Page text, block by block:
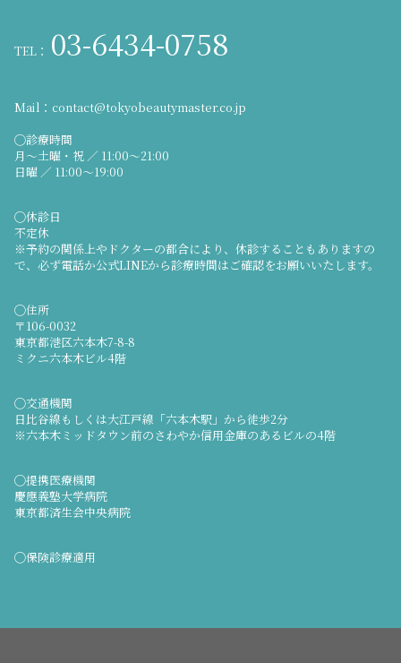
TEL： 03-6434-0758
Mail： contact@tokyobeautymaster.co.jp
◯診療時間
月～土曜・祝 ／ 11:00～21:00
日曜 ／ 11:00～19:00
◯休診日
不定休
※予約の関係上やドクターの都合により、休診することもありますの
で、必ず電話か公式LINEから診療時間はご確認をお願いいたします。
◯住所
〒106-0032
東京都港区六本木7-8-8
ミクニ六本木ビル4階
◯交通機関
日比谷線もしくは大江戸線「六本木駅」から徒歩2分
※六本木ミッドタウン前のさわやか信用金庫のあるビルの4階
◯提携医療機関
慶應義塾大学病院
東京都済生会中央病院
◯保険診療適用